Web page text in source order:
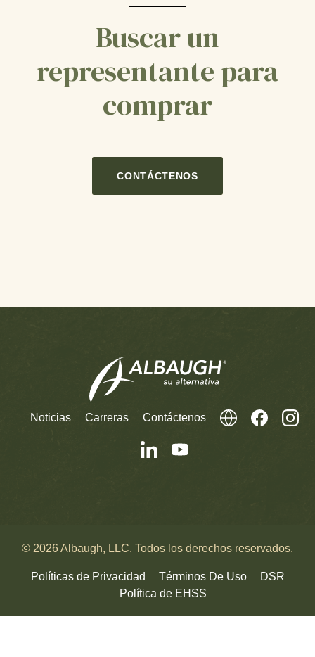
Buscar un
representante para
comprar
CONTÁCTENOS
Noticias Carreras Contáctenos
© 2026 Albaugh, LLC. Todos los derechos reservados.
Políticas de Privacidad Términos De Uso
DSR
Política de EHSS